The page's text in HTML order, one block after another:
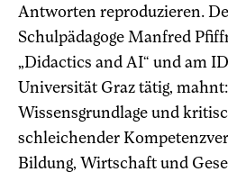
Antworten reproduzieren.
Schulpädagoge Manfred
„Didactics and AI“ und am
Universität Graz tätig,
Wissensgrundlage und
schleichender
Bildung, Wirtschaft und